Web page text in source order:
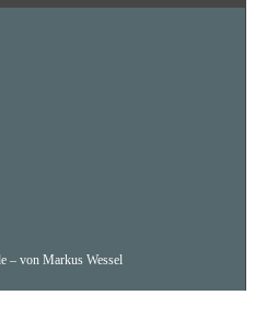
– von Markus Wessel